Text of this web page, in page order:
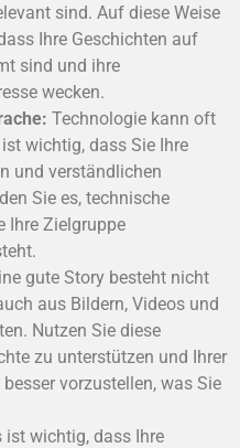
sind. Auf diese Weise
Ihre Geschichten auf
sind und ihre
wecken.
Technologie kann oft
wichtig, dass Sie Ihre
und verständlichen
Sie es, technische
Ihre Zielgruppe
gute Story besteht nicht
aus Bildern, Videos und
Nutzen Sie diese
zu unterstützen und Ihrer
vorzustellen, was Sie
ist wichtig, dass Ihre